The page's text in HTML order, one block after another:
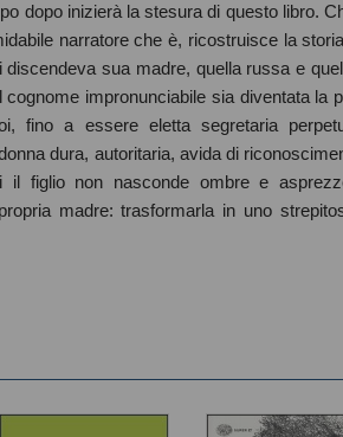
dopo inizierà la stesura di questo libro.
narratore che è, ricostruisce la
sua madre, quella russa e
impronunciabile sia diventata la
fino a essere eletta segretaria
dura, autoritaria, avida di
il figlio non nasconde ombre e
madre: trasformarla in uno